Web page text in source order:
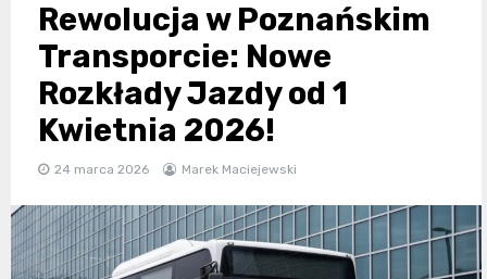
Rewolucja w Poznańskim
Transporcie: Nowe
Rozkłady Jazdy od 1
Kwietnia 2026!
24 marca 2026 Marek Maciejewski